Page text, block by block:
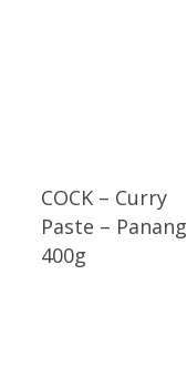
COCK – Curry
Paste – Panang
400g